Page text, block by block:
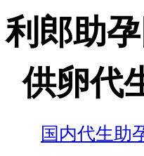
利郎助
供卵代
国内代生助